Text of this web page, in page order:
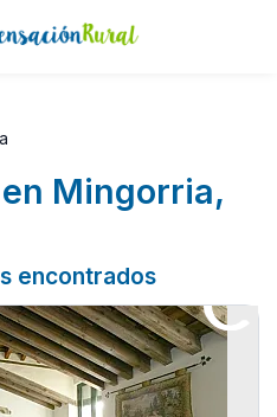
Mingorria,
encontrados